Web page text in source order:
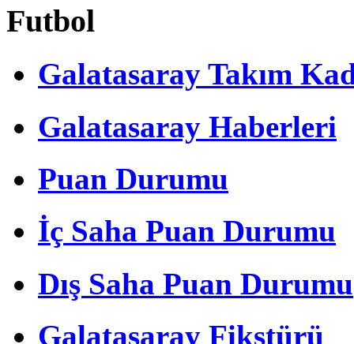
Futbol
Galatasaray Takım
Galatasaray Haberleri
Puan Durumu
İç Saha Puan Durumu
Dış Saha Puan Durumu
Galatasaray Fikstürü